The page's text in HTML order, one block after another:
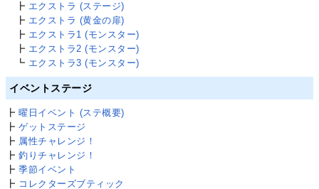
┣ エクストラ (ステージ)
┣ エクストラ (黄金の扉)
┣ エクストラ1 (モンスター)
┣ エクストラ2 (モンスター)
┗ エクストラ3 (モンスター)
イベントステージ
┣曜日イベント (ステ概要)
┣ゲットステージ
┣ 属性チャレンジ！
┣釣りチャレンジ！
┣季節イベント
┣ コレクターズブティック